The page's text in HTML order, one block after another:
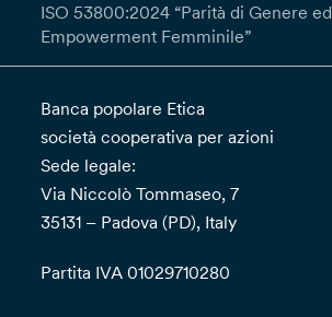
ISO 53800:2024 “Parità di Genere ed
Empowerment Femminile”
Banca popolare Etica
società cooperativa per azioni
Sede legale:
Via Niccolò Tommaseo, 7
35131 – Padova (PD), Italy
Partita IVA 01029710280